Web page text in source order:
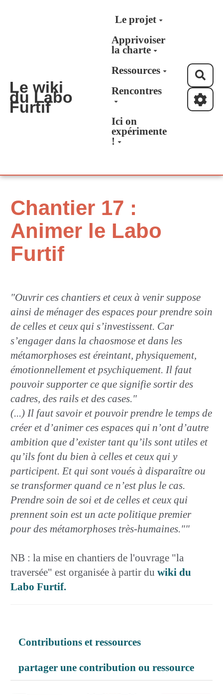
Aller au contenu principal
Le wiki
du Labo
Furtif
Le projet
Apprivoiser
la charte
Ressources
Rencontres
Ici on
expérimente
!
Chantier 17 :
Animer le Labo
Furtif
"Ouvrir ces chantiers et ceux à venir suppose
ainsi de ménager des espaces pour prendre soin
de celles et ceux qui s’investissent. Car
s’engager dans la chaosmose et dans les
métamorphoses est éreintant, physiquement,
émotionnellement et psychiquement. Il faut
pouvoir supporter ce que signifie sortir des
cadres, des rails et des cases."
(...) Il faut savoir et pouvoir prendre le temps de
créer et d’animer ces espaces qui n’ont d’autre
ambition que d’exister tant qu’ils sont utiles et
qu’ils font du bien à celles et ceux qui y
participent. Et qui sont voués à disparaître ou
se transformer quand ce n’est plus le cas.
Prendre soin de soi et de celles et ceux qui
prennent soin est un acte politique premier
pour des métamorphoses très-humaines.""
NB : la mise en chantiers de l'ouvrage "la
traversée" est organisée à partir du wiki du
Labo Furtif.
Contributions et ressources
partager une contribution ou ressource